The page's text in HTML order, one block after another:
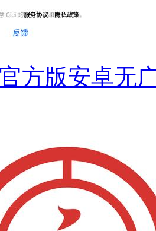
方版安卓无